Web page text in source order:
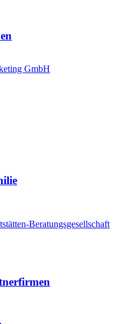
GmbH
Beratungsgesellschaft